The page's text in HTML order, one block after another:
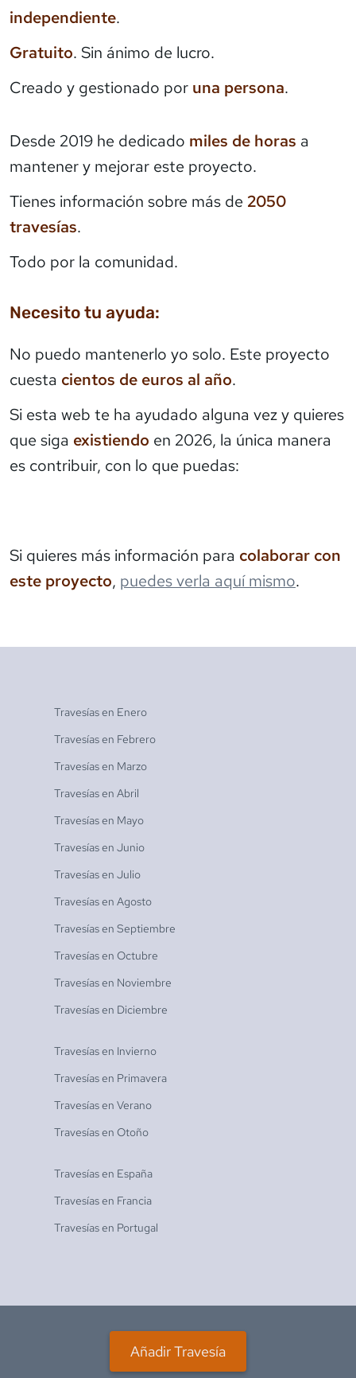
independiente.
Gratuito. Sin ánimo de lucro.
Creado y gestionado por una persona.
Desde 2019 he dedicado miles de horas a
mantener y mejorar este proyecto.
Tienes información sobre más de 2050
travesías.
Todo por la comunidad.
Necesito tu ayuda:
No puedo mantenerlo yo solo. Este proyecto
cuesta cientos de euros al año.
Si esta web te ha ayudado alguna vez y quieres
que siga existiendo en 2026, la única manera
es contribuir, con lo que puedas:
Si quieres más información para colaborar con
este proyecto, puedes verla aquí mismo.
Travesías en Enero
Travesías en Febrero
Travesías en Marzo
Travesías en Abril
Travesías en Mayo
Travesías en Junio
Travesías en Julio
Travesías en Agosto
Travesías en Septiembre
Travesías en Octubre
Travesías en Noviembre
Travesías en Diciembre
Travesías en Invierno
Travesías en Primavera
Travesías en Verano
Travesías en Otoño
Travesías en España
Travesías en Francia
Travesías en Portugal
Añadir Travesía